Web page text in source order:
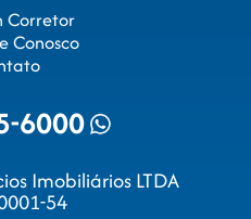
Corretor
Conosco
6000
Imobiliários LTDA
54